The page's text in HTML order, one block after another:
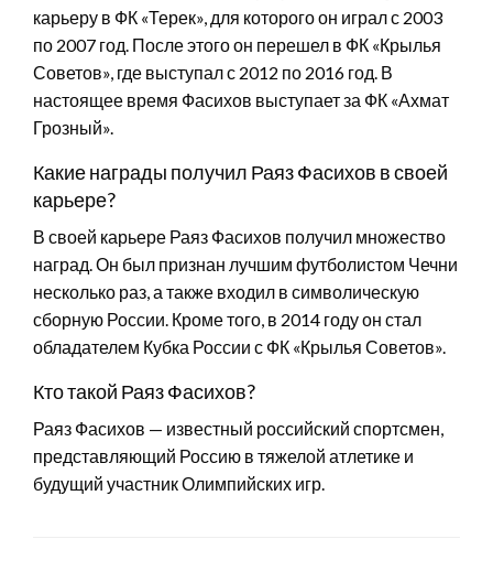
карьеру в ФК «Терек», для которого он играл с 2003
по 2007 год. После этого он перешел в ФК «Крылья
Советов», где выступал с 2012 по 2016 год. В
настоящее время Фасихов выступает за ФК «Ахмат
Грозный».
Какие награды получил Раяз Фасихов в своей
карьере?
В своей карьере Раяз Фасихов получил множество
наград. Он был признан лучшим футболистом Чечни
несколько раз, а также входил в символическую
сборную России. Кроме того, в 2014 году он стал
обладателем Кубка России с ФК «Крылья Советов».
Кто такой Раяз Фасихов?
Раяз Фасихов — известный российский спортсмен,
представляющий Россию в тяжелой атлетике и
будущий участник Олимпийских игр.